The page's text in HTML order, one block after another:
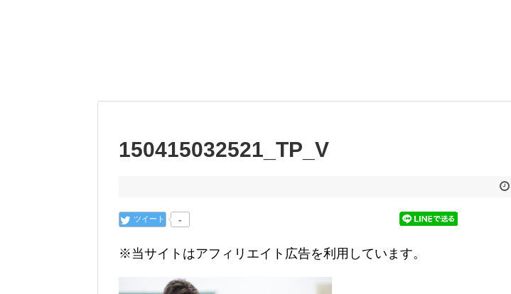
150415032521_TP_V
-
ツイート
※当サイトはアフィリエイト広告を利用しています。